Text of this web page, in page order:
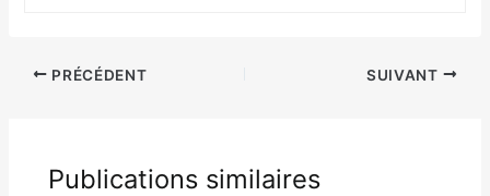
PRÉCÉDENT SUIVANT
Publications similaires